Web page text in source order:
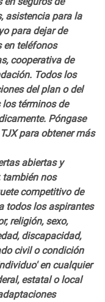
asistencia para la
para dejar de
en teléfonos
cooperativa de
Todos los
del plan o del
términos de
Póngase
para obtener más
abiertas y
también nos
competitivo de
todos los aspirantes
religión, sexo,
discapacidad,
civil o condición
en cualquier
estatal o local